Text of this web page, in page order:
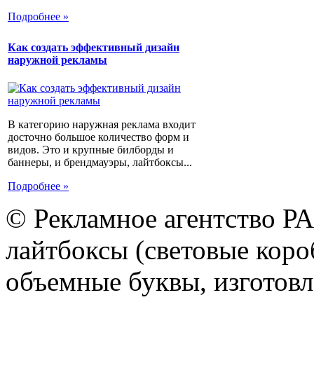
Подробнее »
Как создать эффективный дизайн
наружной рекламы
В категорию наружная реклама входит
досточно большое количество форм и
видов. Это и крупные билборды и
баннеры, и брендмауэры, лайтбоксы...
Подробнее »
© Рекламное агентство
лайтбоксы (световые
объемные буквы,